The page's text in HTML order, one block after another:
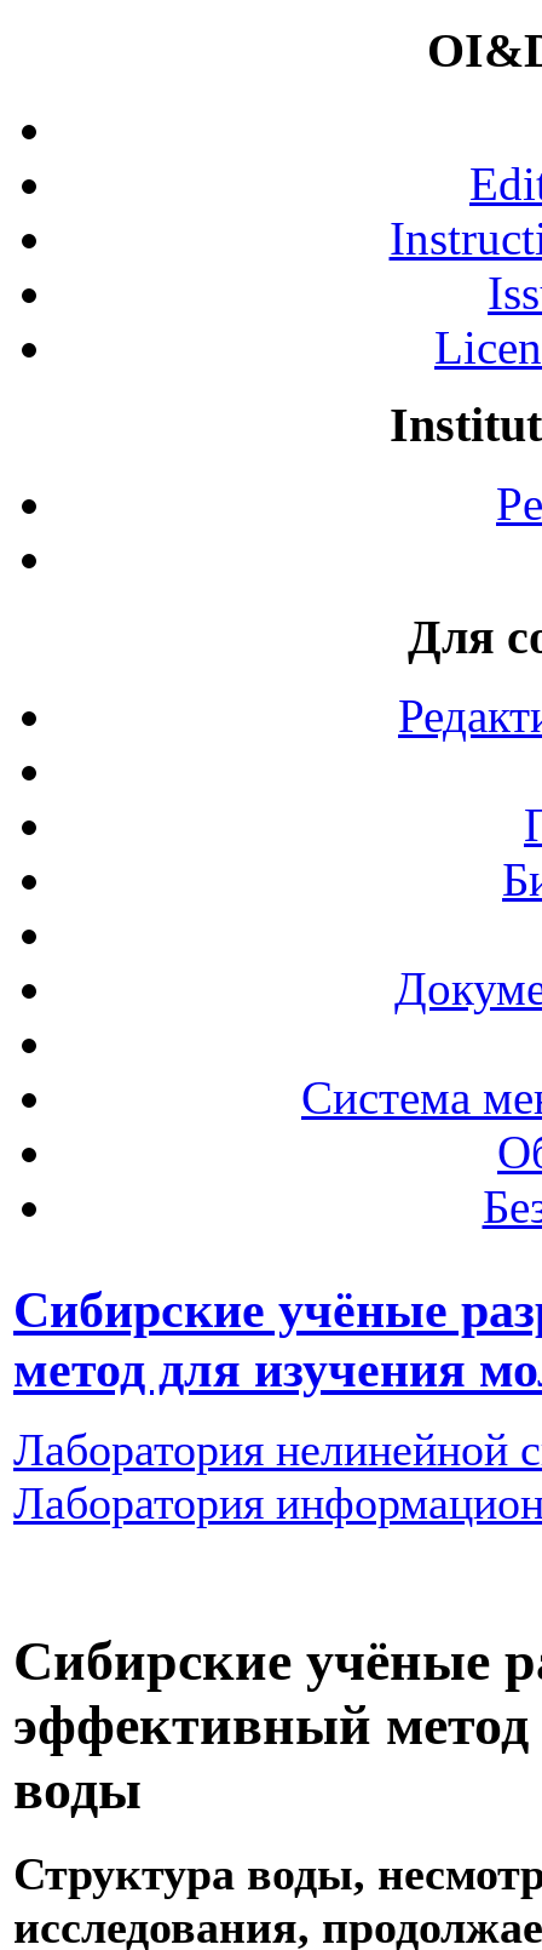
Для
Система
Сибирские учёные
метод для изучения
Лаборатория нелинейной
Лаборатория
Сибирские учёные
эффективный метод
воды
Структура воды,
исследования,